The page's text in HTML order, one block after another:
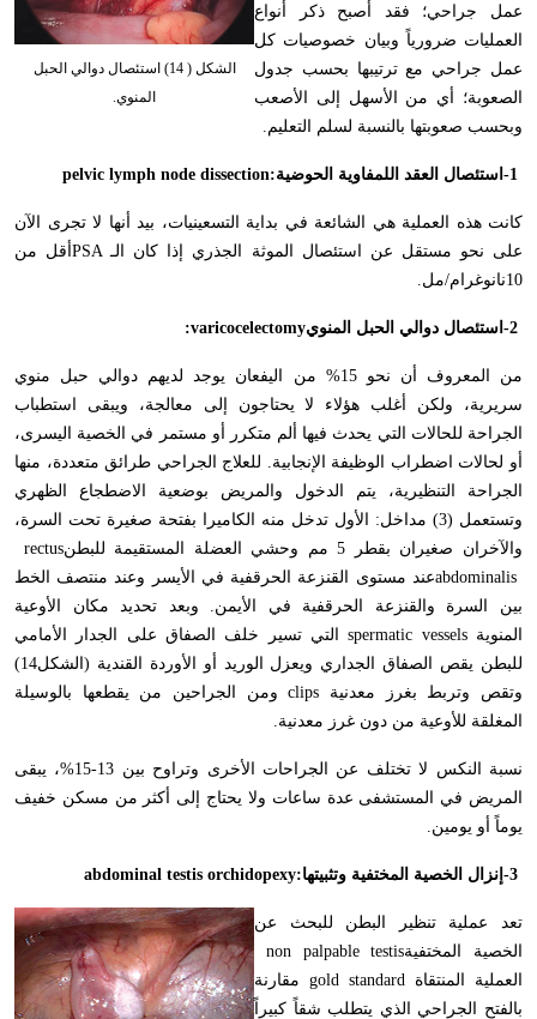
الشكل ( 14) استئصال دوالي الحبل
المنوي.
عمل جراحي؛ فقد أصبح ذكر أنواع
العمليات ضرورياً وبيان خصوصيات كل
عمل جراحي مع ترتيبها بحسب جدول
الصعوبة؛ أي من الأسهل إلى الأصعب
وبحسب صعوبتها بالنسبة لسلم التعليم.
-1 استئصال العقد اللمفاوية الحوضيةpelvic lymph node dissection:
كانت هذه العملية هي الشائعة في بداية التسعينيات، بيد أنها لا تجرى الآن
على نحو مستقل عن استئصال الموثة الجذري إذا كان الـPSAأقل من
10نانوغرام/مل
.
-2 استئصال دوالي الحبل المنوي:varicocelectomy
من المعروف أن نحو 15% من اليفعان يوجد لديهم دوالي حبل منوي
سريرية، ولكن أغلب هؤلاء لا يحتاجون إلى معالجة، ويبقى استطباب
الجراحة للحالات التي يحدث فيها ألم متكرر أو مستمر في الخصية اليسرى،
أو لحالات اضطراب الوظيفة الإنجابية. للعلاج الجراحي طرائق متعددة، منها
الجراحة التنظيرية، يتم الدخول والمريض بوضعية الاضطجاع الظهري
وتستعمل (3) مداخل: الأول تدخل منه الكاميرا بفتحة صغيرة تحت السرة،
والآخران صغيران بقطر 5 مم وحشي العضلة المستقيمة للبطن
rectus
abdominalisعند مستوى القنزعة الحرقفية في الأيسر وعند منتصف الخط
بين السرة والقنزعة الحرقفية في الأيمن. وبعد تحديد مكان الأوعية
المنوية spermatic vessels
التي تسير خلف الصفاق على الجدار الأمامي
للبطن يقص الصفاق الجداري ويعزل الوريد أو الأوردة القندية (الشكل14)
وتقص وتربط بغرز معدنية clips ومن الجراحين من يقطعها بالوسيلة
المغلقة للأوعية من دون غرز معدنية.
نسبة النكس لا تختلف عن الجراحات الأخرى وتراوح بين 13-15%، يبقى
المريض في المستشفى عدة ساعات ولا يحتاج إلى أكثر من مسكن خفيف
يوماً أو يومين.
-3 إنزال الخصية المختفية وتثبيتهاabdominal testis orchidopexy:
تعد عملية تنظير البطن للبحث عن
الخصية المختفيةnon palpable testis
العملية المنتقاة gold standard مقارنة
بالفتح الجراحي الذي يتطلب شقاً كبيراً